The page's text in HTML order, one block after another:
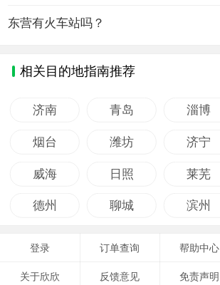
东营有火车站吗？
相关目的地指南推荐
济南 青岛 淄博
烟台 潍坊 济宁
威海 日照 莱芜
德州 聊城 滨州
登录 订单查询 帮助中心
关于欣欣 反馈意见 免责声明